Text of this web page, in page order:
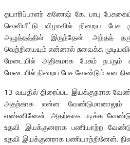
தயாரிப்பாளர் கணேஷ் கே. பாபு
வெளியீட்டு விழாவில் நிறைய பேச
அழுத்தத்தில் இருந்தேன். அந்தத்
வெற்றியையும் என்னால் சுவைக்க
மேடையில் அதிகமாக பேசும்
மேடையில் நிறைய பேச வேண்டும் என
13 வயதில் திரைப்பட இயக்குநராக
அதற்காக என்ன
எண்ணினேன். அதற்காக படிக்க
உதவி இயக்குனராக பணியாற்ற
உதவி இயக்குனராக பணியாற்றினேன்.